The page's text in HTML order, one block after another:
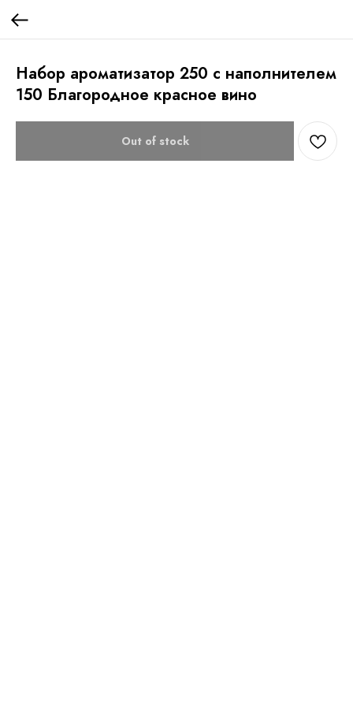
Набор ароматизатор 250 с наполнителем
150 Благородное красное вино
Out of stock